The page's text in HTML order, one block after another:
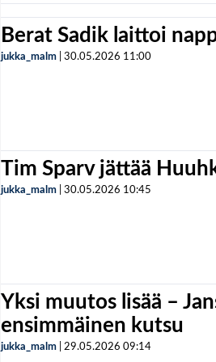
Berat Sadik laittoi
jukka_malm 30.05.2026 11:00
Tim Sparv jättää
jukka_malm 30.05.2026 10:45
Yksi muutos lisää –
ensimmäinen kutsu
jukka_malm 29.05.2026 09:14